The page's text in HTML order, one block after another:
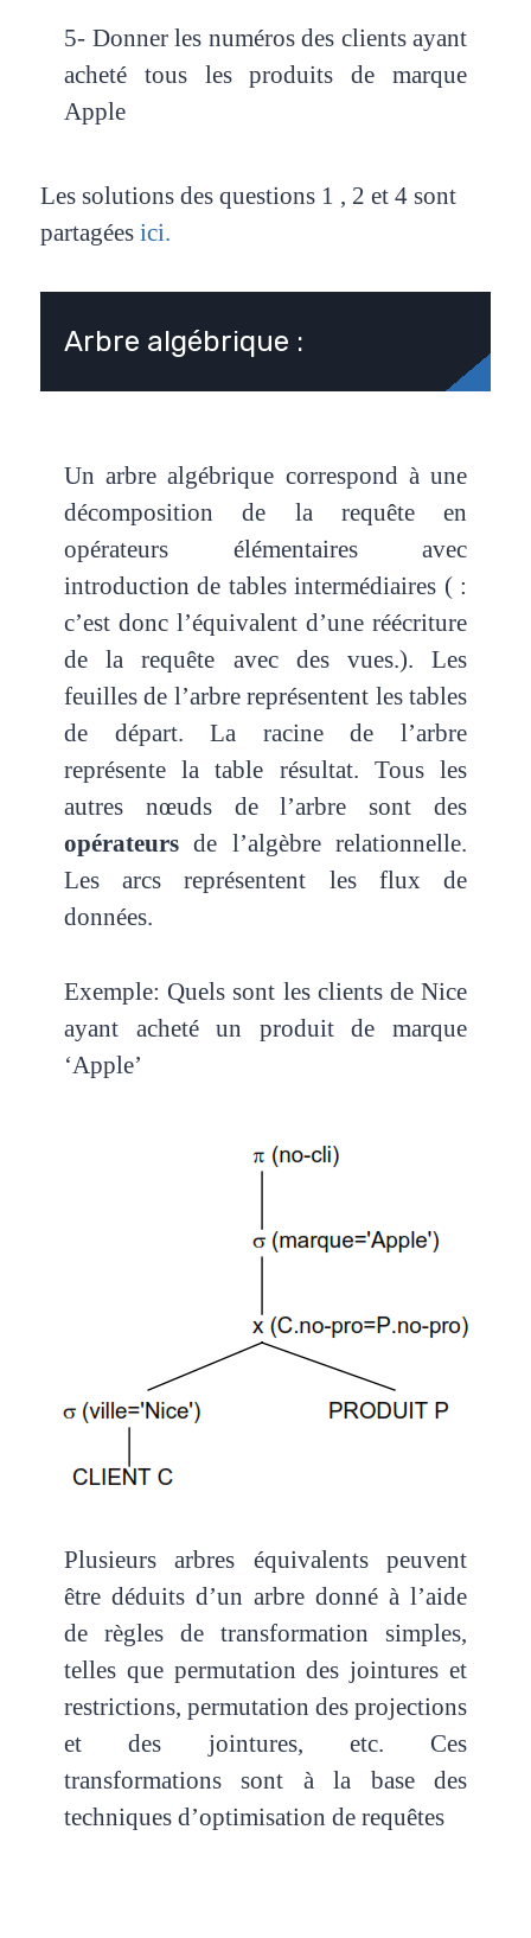
5- Donner les numéros des clients ayant
acheté tous les produits de marque
Apple
Les solutions des questions 1 , 2 et 4 sont
partagées ici.
Arbre algébrique :
Un arbre algébrique correspond à une
décomposition de la requête en
opérateurs élémentaires avec
introduction de tables intermédiaires ( :
c’est donc l’équivalent d’une réécriture
de la requête avec des vues.). Les
feuilles de l’arbre représentent les tables
de départ. La racine de l’arbre
représente la table résultat. Tous les
autres nœuds de l’arbre sont des
opérateurs de l’algèbre relationnelle.
Les arcs représentent les flux de
données.
Exemple: Quels sont les clients de Nice
ayant acheté un produit de marque
‘Apple’
Plusieurs arbres équivalents peuvent
être déduits d’un arbre donné à l’aide
de règles de transformation simples,
telles que permutation des jointures et
restrictions, permutation des projections
et des jointures, etc. Ces
transformations sont à la base des
techniques d’optimisation de requêtes